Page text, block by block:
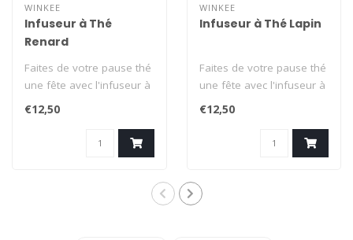
WINKEE
Infuseur à Thé
Renard
Faites de votre pause thé
une fête avec l'infuseur à
thé Renard de Winkee. C..
€12,50
WINKEE
Infuseur à Thé Lapin
Faites de votre pause thé
une fête avec l'infuseur à
thé Lapin de Winkee. Ce..
€12,50